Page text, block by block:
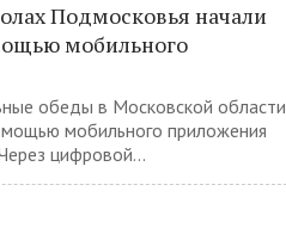
Подмосковья начали
мобильного
обеды в Московской области
мобильного приложения
цифровой...